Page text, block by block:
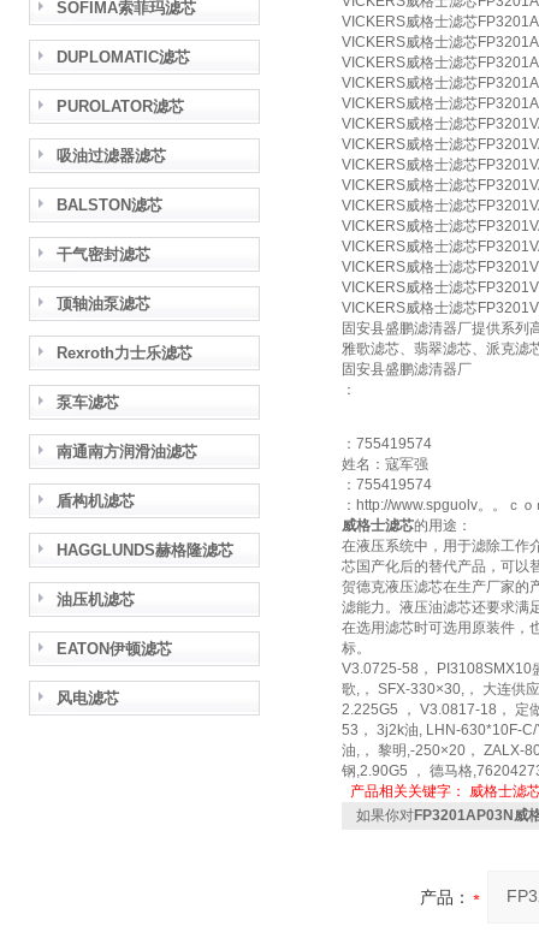
SOFIMA索菲玛滤芯
DUPLOMATIC滤芯
PUROLATOR滤芯
吸油过滤器滤芯
BALSTON滤芯
干气密封滤芯
顶轴油泵滤芯
Rexroth力士乐滤芯
泵车滤芯
南通南方润滑油滤芯
盾构机滤芯
HAGGLUNDS赫格隆滤芯
油压机滤芯
EATON伊顿滤芯
风电滤芯
VICKERS威格士滤芯
VICKERS威格士滤芯
VICKERS威格士滤芯
VICKERS威格士滤芯
VICKERS威格士滤芯
VICKERS威格士滤芯
VICKERS威格士滤芯
VICKERS威格士滤芯
VICKERS威格士滤芯
VICKERS威格士滤芯
VICKERS威格士滤芯
VICKERS威格士滤芯
VICKERS威格士滤芯
VICKERS威格士滤芯
VICKERS威格士滤芯
固安县盛鹏滤清器厂提供系列
雅歌滤芯、翡翠滤芯、派克滤
固安县盛鹏滤清器厂
：
：755419574
姓名：寇军强
：755419574
：http://www.spguolv。。ｃｏ
威格士滤芯的用途：
在液压系统中，用于滤除工作
芯国产化后的替代产品，可以
贺德克液压滤芯在生产厂家的
滤能力。液压油滤芯还要求满
在选用滤芯时可选用原装件，
标。
V3.0725-58， PI3108SMX10
歌,， SFX-330×30,， 大连供
2.225G5 ， V3.0817-18， 定
53， 3j2k油, LHN-630*10F-
油,， 黎明,-250×20， ZALX-
钢,2.90G5 ， 德马格
产品相关关键字： 威格士滤
如果你对FP3201AP03N威
产品：